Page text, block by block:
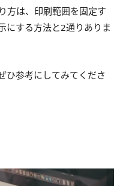
方は、印刷範囲を固定す
にする方法と2通りありま
ひ参考にしてみてくださ